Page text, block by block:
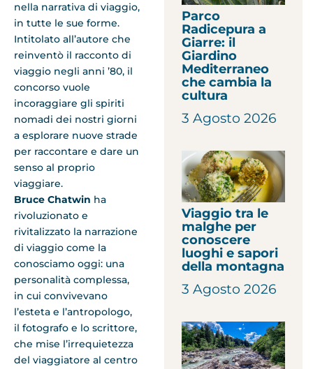
nella narrativa di viaggio,
in tutte le sue forme.
Intitolato all’autore che
reinventò il racconto di
viaggio negli anni ’80, il
concorso vuole
incoraggiare gli spiriti
nomadi dei nostri giorni
a esplorare nuove strade
per raccontare e dare un
senso al proprio
viaggiare.
Bruce Chatwin ha
rivoluzionato e
rivitalizzato la narrazione
di viaggio come la
conosciamo oggi: una
personalità complessa,
in cui convivevano
l’esteta e l’antropologo,
il fotografo e lo scrittore,
che mise l’irrequietezza
del viaggiatore al centro
Parco
Radicepura a
Giarre: il
Giardino
Mediterraneo
che cambia la
cultura
3 Agosto 2026
Viaggio tra le
malghe per
conoscere
luoghi e sapori
della montagna
3 Agosto 2026